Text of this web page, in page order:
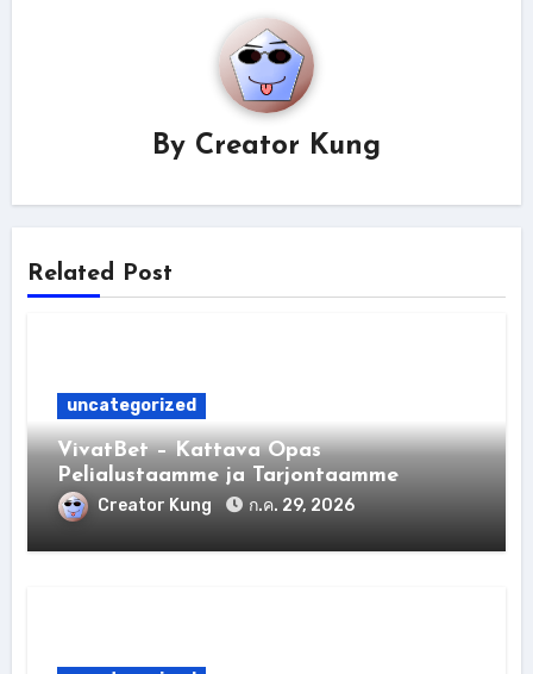
By Creator Kung
Related Post
uncategorized
VivatBet – Kattava Opas
Pelialustaamme ja Tarjontaamme
Creator Kung ก.ค. 29, 2026